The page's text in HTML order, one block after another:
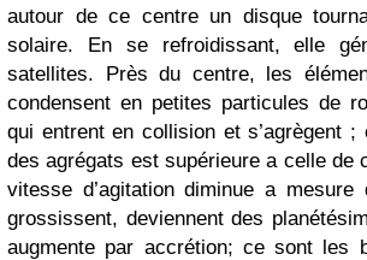
autour de ce centre un disque
solaire. En se refroidissant, elle
satellites. Près du centre, les
condensent en petites particules de
qui entrent en collision et s’agrègent ;
des agrégats est supérieure a celle de
vitesse d’agitation diminue a mesure
grossissent, deviennent des
augmente par accrétion; ce sont les